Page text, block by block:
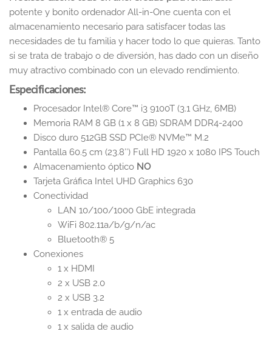
potente y bonito ordenador All-in-One cuenta con el
almacenamiento necesario para satisfacer todas las
necesidades de tu familia y hacer todo lo que quieras. Tanto
si se trata de trabajo o de diversión, has dado con un diseño
muy atractivo combinado con un elevado rendimiento.
Especificaciones:
Procesador Intel® Core™ i3 9100T (3.1 GHz, 6MB)
Memoria RAM 8 GB (1 x 8 GB) SDRAM DDR4-2400
Disco duro 512GB SSD PCIe® NVMe™ M.2
Pantalla 60.5 cm (23.8″) Full HD 1920 x 1080 IPS Touch
Almacenamiento óptico NO
Tarjeta Gráfica Intel UHD Graphics 630
Conectividad
LAN 10/100/1000 GbE integrada
WiFi 802.11a/b/g/n/ac
Bluetooth® 5
Conexiones
1 x HDMI
2 x USB 2.0
2 x USB 3.2
1 x entrada de audio
1 x salida de audio